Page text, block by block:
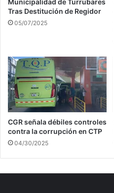
Municipalidad de Turrubares
Tras Destitución de Regidor
05/07/2025
CGR señala débiles controles
contra la corrupción en CTP
04/30/2025